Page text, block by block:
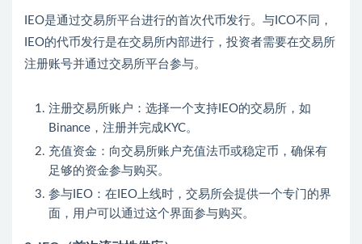
IEO是通过交易所平台进行的首次代币发行。与ICO不同，
IEO的代币发行是在交易所内部进行，投资者需要在交易所
注册账号并通过交易所平台参与。
注册交易所账户：选择一个支持IEO的交易所，如
Binance，注册并完成KYC。
充值资金：向交易所账户充值法币或稳定币，确保有
足够的资金参与购买。
参与IEO：在IEO上线时，交易所会提供一个专门的界
面，用户可以通过这个界面参与购买。